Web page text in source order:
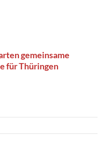
gemeinsame
für Thüringen